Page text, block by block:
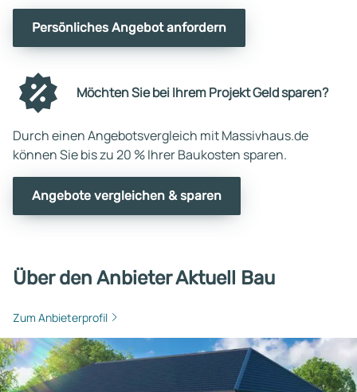
Persönliches Angebot anfordern
Möchten Sie bei Ihrem Projekt Geld sparen?
Durch einen Angebotsvergleich mit Massivhaus.de
können Sie bis zu 20 % Ihrer Baukosten sparen.
Angebote vergleichen & sparen
Über den Anbieter Aktuell Bau
Zum Anbieterprofil